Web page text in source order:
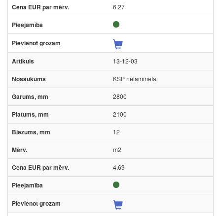
6.27
13-12-03
KSP nelaminēta
2800
2100
12
m2
4.69